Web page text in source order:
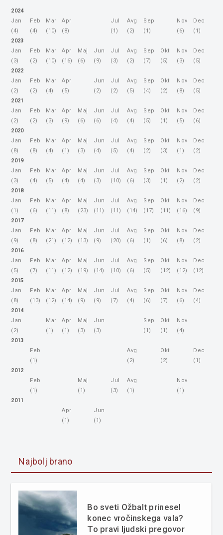
2024
Jan
(4)
Feb
(4)
Mar
(10)
Apr
(8)
Jul
(1)
Avg
(2)
Sep
(1)
Nov
(6)
Dec
(1)
2023
Jan
(3)
Feb
(2)
Mar
(10)
Apr
(16)
Maj
(6)
Jun
(9)
Jul
(3)
Avg
(2)
Sep
(7)
Okt
(5)
Nov
(3)
Dec
(5)
2022
Jan
(2)
Feb
(2)
Mar
(4)
Apr
(5)
Jun
(2)
Jul
(2)
Avg
(5)
Sep
(4)
Okt
(2)
Nov
(8)
Dec
(5)
2021
Jan
(2)
Feb
(2)
Mar
(3)
Apr
(9)
Maj
(6)
Jun
(6)
Jul
(4)
Avg
(4)
Sep
(5)
Okt
(1)
Nov
(5)
Dec
(6)
2020
Jan
(8)
Feb
(8)
Mar
(4)
Apr
(1)
Maj
(3)
Jun
(4)
Jul
(5)
Avg
(4)
Sep
(2)
Okt
(3)
Nov
(1)
Dec
(2)
2019
Jan
(3)
Feb
(4)
Mar
(5)
Apr
(4)
Maj
(4)
Jun
(3)
Jul
(10)
Avg
(6)
Sep
(3)
Okt
(1)
Nov
(2)
Dec
(2)
2018
Jan
(1)
Feb
(6)
Mar
(11)
Apr
(8)
Maj
(23)
Jun
(11)
Jul
(11)
Avg
(14)
Sep
(17)
Okt
(11)
Nov
(16)
Dec
(9)
2017
Jan
(9)
Feb
(8)
Mar
(21)
Apr
(12)
Maj
(13)
Jun
(9)
Jul
(20)
Avg
(6)
Sep
(1)
Okt
(6)
Nov
(8)
Dec
(2)
2016
Jan
(5)
Feb
(7)
Mar
(11)
Apr
(12)
Maj
(19)
Jun
(14)
Jul
(10)
Avg
(6)
Sep
(5)
Okt
(12)
Nov
(12)
Dec
(12)
2015
Jan
(8)
Feb
(13)
Mar
(12)
Apr
(14)
Maj
(9)
Jun
(9)
Jul
(7)
Avg
(4)
Sep
(6)
Okt
(7)
Nov
(6)
Dec
(4)
2014
Jan
(2)
Mar
(1)
Apr
(1)
Maj
(3)
Jun
(3)
Sep
(1)
Okt
(1)
Nov
(4)
2013
Feb
(1)
Avg
(2)
Okt
(2)
Dec
(1)
2012
Feb
(1)
Maj
(1)
Jul
(3)
Avg
(1)
Nov
(1)
2011
Apr
(1)
Jun
(1)
Najbolj brano
Bo sveti Ožbalt prinesel
konec vročinskega vala?
To pravi ljudski pregovor